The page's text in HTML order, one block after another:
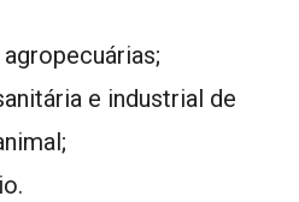
e industrial de